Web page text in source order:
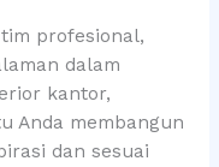
profesional,
dalam
kantor,
Anda membangun
dan sesuai